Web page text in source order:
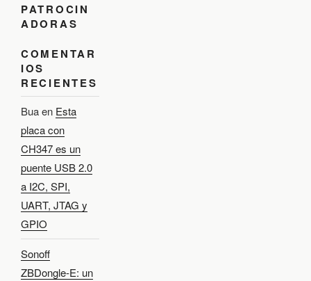
PATROCIN
ADORAS
COMENTAR
IOS
RECIENTES
Buaen Esta
placa con
CH347 es un
puente USB 2.0
a I2C, SPI,
UART, JTAG y
GPIO
Sonoff
ZBDongle-E: un